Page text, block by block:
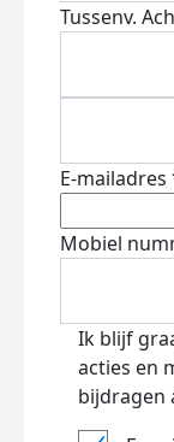
Tussenv.
E-mailadres
Mobiel
Ik blijf
acties en
bijdragen